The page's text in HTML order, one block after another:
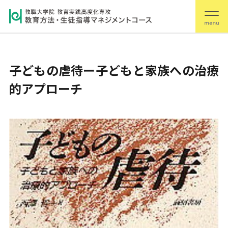
子どもの虐待ー子どもと家族への治療
的アプローチ